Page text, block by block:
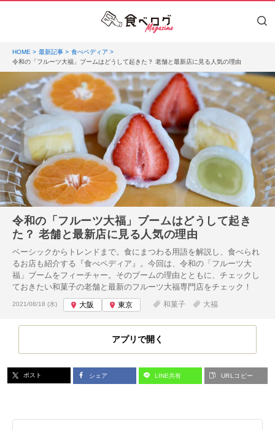
HOME 最新記事
食べペディア
令和の「フルーツ大福」ブームはどうして起きた？ 老舗と最新店に見る人気の理由
令和の「フルーツ大福」ブームはどうして起き
た？ 老舗と最新店に見る人気の理由
ベーシックからトレンドまで。食にまつわる用語を解説し、食べられ
るお店も紹介する『食べペディア』。今回は、令和の「フルーツ大
福」ブームをフィーチャー。そのブームの理由とともに、チェックし
ておきたい和菓子の老舗と最新のフルーツ大福専門店をチェック！
投稿日:
2021/08/18 (水) 大阪 東京 和菓子 大福
アプリで開く
ポスト シェア LINE共有 URLコピー